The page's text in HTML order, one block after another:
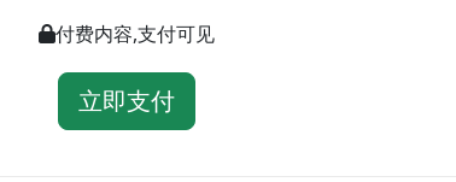
付费内容,支付可见
立即支付